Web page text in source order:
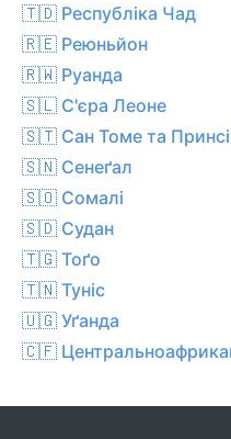
🇹🇩 Республіка Чад
🇷🇪 Реюньйон
🇷🇼 Руанда
🇸🇱 С'єра Леоне
🇸🇹 Сан Томе та
🇸🇳 Сенеґал
🇸🇴 Сомалі
🇸🇩 Судан
🇹🇬 Тоґо
🇹🇳 Туніс
🇺🇬 Уґанда
🇨🇫